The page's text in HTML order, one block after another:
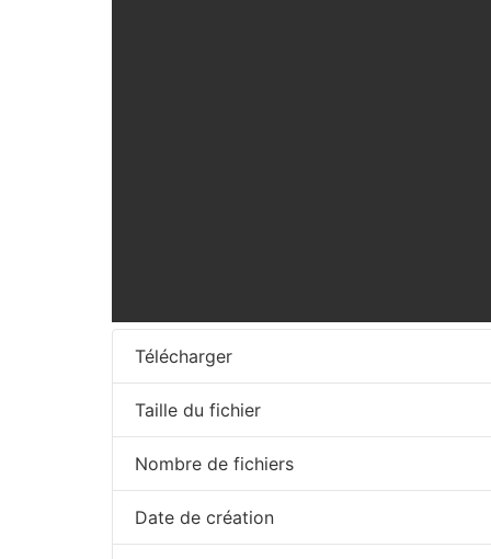
Télécharger
Taille du fichier
Nombre de fichiers
Date de création